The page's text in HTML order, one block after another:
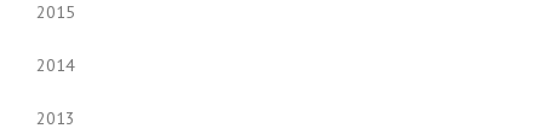
2015
2014
2013